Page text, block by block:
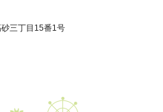
三丁目15番1号